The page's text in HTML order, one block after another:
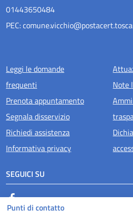
Punti di contatto
01443650484
PEC:
Menu piè di pagina
Leggi le domande
frequenti
Prenota appuntamento
Segnala disservizio
Richiedi assistenza
Informativa privacy
Note
SEGUICI SU
Facebook